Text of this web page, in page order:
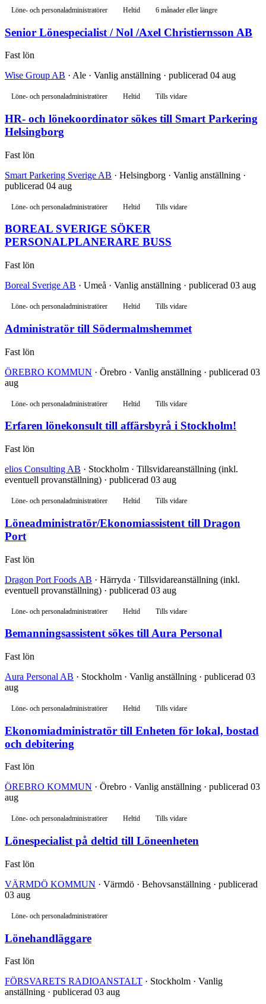
Löne- och personaladministratörer Heltid 6 månader eller längre
Senior Lönespecialist / Nol /Axel Christiernsson AB
Fast lön
Wise Group AB · Ale · Vanlig anställning · publicerad 04 aug
Löne- och personaladministratörer Heltid Tills vidare
HR- och lönekoordinator sökes till Smart Parkering
Helsingborg
Fast lön
Smart Parkering Sverige AB · Helsingborg · Vanlig anställning ·
publicerad 04 aug
Löne- och personaladministratörer Heltid Tills vidare
BOREAL SVERIGE SÖKER
PERSONALPLANERARE BUSS
Fast lön
Boreal Sverige AB · Umeå · Vanlig anställning · publicerad 03 aug
Löne- och personaladministratörer Heltid Tills vidare
Administratör till Södermalmshemmet
Fast lön
ÖREBRO KOMMUN · Örebro · Vanlig anställning · publicerad 03
aug
Löne- och personaladministratörer Heltid Tills vidare
Erfaren lönekonsult till affärsbyrå i Stockholm!
Fast lön
elios Consulting AB · Stockholm · Tillsvidareanställning (inkl.
eventuell provanställning) · publicerad 03 aug
Löne- och personaladministratörer Heltid Tills vidare
Löneadministratör/Ekonomiassistent till Dragon
Port
Fast lön
Dragon Port Foods AB · Härryda · Tillsvidareanställning (inkl.
eventuell provanställning) · publicerad 03 aug
Löne- och personaladministratörer Heltid Tills vidare
Bemanningsassistent sökes till Aura Personal
Fast lön
Aura Personal AB · Stockholm · Vanlig anställning · publicerad 03
aug
Löne- och personaladministratörer Heltid Tills vidare
Ekonomiadministratör till Enheten för lokal, bostad
och debitering
Fast lön
ÖREBRO KOMMUN · Örebro · Vanlig anställning · publicerad 03
aug
Löne- och personaladministratörer Heltid Tills vidare
Lönespecialist på deltid till Löneenheten
Fast lön
VÄRMDÖ KOMMUN · Värmdö · Behovsanställning · publicerad
03 aug
Löne- och personaladministratörer
Lönehandläggare
Fast lön
FÖRSVARETS RADIOANSTALT · Stockholm · Vanlig
anställning · publicerad 03 aug